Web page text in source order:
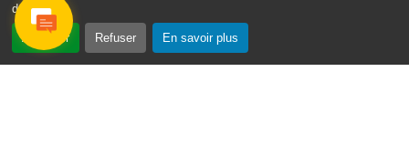
des pages .
Accepter Refuser En savoir plus
personnelles - D.P.O
Suivez-nous